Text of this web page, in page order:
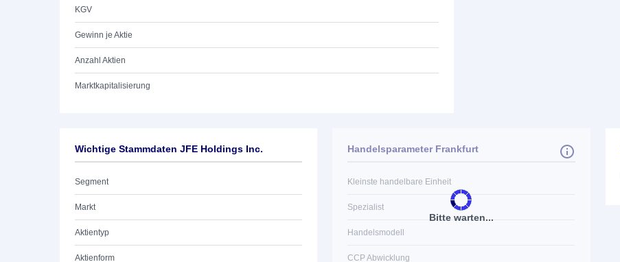
KGV
Gewinn je Aktie
Anzahl Aktien
Marktkapitalisierung
Wichtige Stammdaten JFE Holdings Inc.
Segment
Markt
Aktientyp
Aktienform
Bitte warten...
Handelsparameter Frankfurt
Kleinste handelbare Einheit
Spezialist
Handelsmodell
CCP Abwicklung